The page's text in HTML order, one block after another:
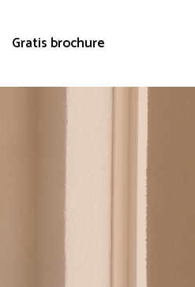
Gratis brochure